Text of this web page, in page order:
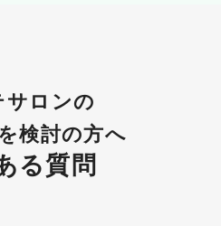
、上位表示しやすくなり
も来店意欲は高く、こう
ねることで着実に集客の
サロンの
検討の方へ
る質問